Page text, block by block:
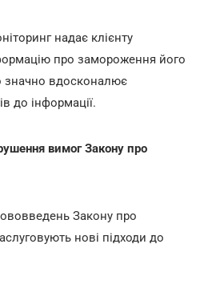
надає клієнту
про замороження його
значно вдосконалює
до інформації.
вимог Закону про
Закону про
нові підходи до